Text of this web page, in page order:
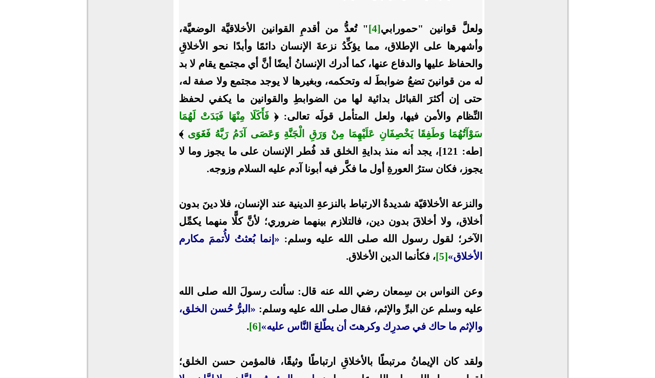
ولعلَّ قوانين "حمورابي[4]
" تُعدُّ من أقدمِ القوانين الأخلاقيَّة الوضعيَّة،
وأشهرها على الإطلاق، مما يؤكِّدُ نزعةَ الإنسان دائمًا وأبدًا نحو الأخلاقِ
والحفاظ عليها والدفاع عنها، كما أدرك الإنسانُ أيضًا أنَّ أي مجتمع يقام لا بد
له من قوانينَ تضعُ ضوابطَ له وتحكمه، وبغيرها لا يوجد مجتمع ولا صفة له،
حتى إن أكثرَ القبائل بدائية لها من الضوابطِ والقوانين ما يكفي لحفظ
النِّظام والأمن فيها، ولعل المتأمل قولَه تعالى: ﴿فَأَكَلَا مِنْهَا فَبَدَتْ لَهُمَا
سَوْآتُهُمَا وَطَفِقَا يَخْصِفَانِ عَلَيْهِمَا مِنْ وَرَقِ الْجَنَّةِ وَعَصَى آدَمُ رَبَّهُ فَغَوَى ﴾
[طه: 121]، يجد أنه منذ بدايةِ الخلق قد فُطر الإنسان على ما يجوز وما لا
يجوز، فكان سترُ العورةِ أول ما فكَّر فيه أبونا آدم عليه السلام وزوجه.
والنزعة الأخلاقيّة شديدةُ الارتباط بالنزعةِ الدينية عند الإنسان، فلا دينَ بدون
أخلاق، ولا أخلاقَ بدون دين، فالتلازم بينهما ضروري؛ لأنَّ كلًّا منهما يكمِّل
الآخر؛ لقول رسول الله صلى الله عليه وسلم:
« إنما بُعثتُ لأُتممَ مكارم
الأخلاق»
[5] ، فكأنما الدين الأخلاق.
وعن النواس بن سِمعان رضي الله عنه قال: سألت رسولَ الله صلى الله
عليه وسلم عن البرِّ والإثم، فقالصلى الله عليه وسلم:
« البرُّ حُسن الخلق،
والإثم ما حاك في صدرِك وكرهتَ أن يطّلعَ النَّاس عليه»
[6]
.
ولقد كان الإيمانُ مرتبطًا بالأخلاقِ ارتباطًا وثيقًا، فالمؤمن حسن الخلق؛